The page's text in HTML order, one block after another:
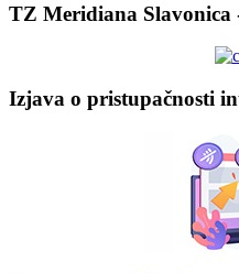
TZ Meridiana Slavonica
Izjava o pristupačnosti